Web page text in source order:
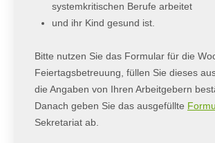
systemkritischen Berufe arbeitet
und ihr Kind gesund ist.
Bitte nutzen Sie das Formular für die
Feiertagsbetreuung, füllen Sie dieses
die Angaben von Ihren Arbeitgebern
Danach geben Sie das ausgefüllte
Sekretariat ab.